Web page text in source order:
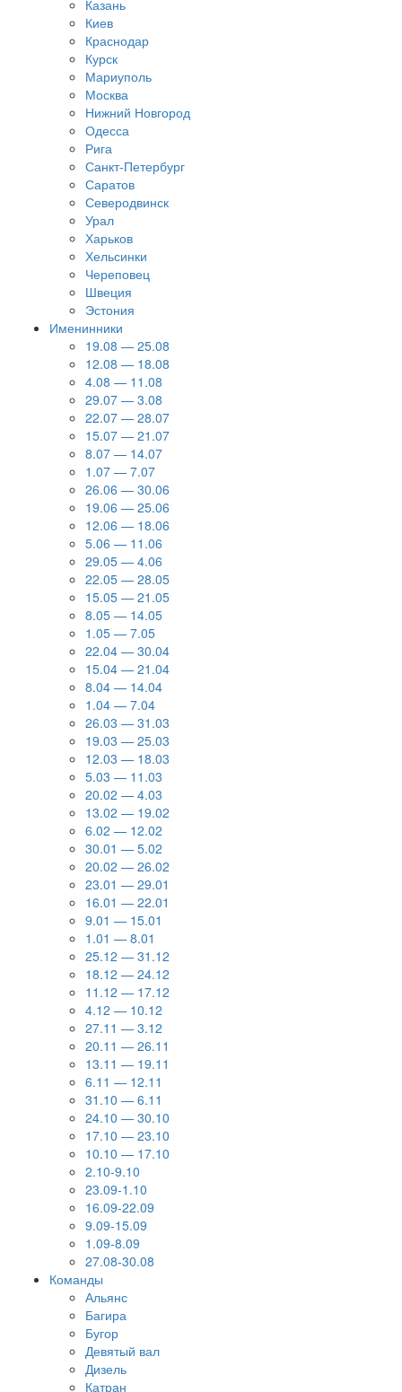
Казань
Киев
Краснодар
Курск
Мариуполь
Москва
Нижний Новгород
Одесса
Рига
Санкт-Петербург
Саратов
Северодвинск
Урал
Харьков
Хельсинки
Череповец
Швеция
Эстония
Именинники
19.08 — 25.08
12.08 — 18.08
4.08 — 11.08
29.07 — 3.08
22.07 — 28.07
15.07 — 21.07
8.07 — 14.07
1.07 — 7.07
26.06 — 30.06
19.06 — 25.06
12.06 — 18.06
5.06 — 11.06
29.05 — 4.06
22.05 — 28.05
15.05 — 21.05
8.05 — 14.05
1.05 — 7.05
22.04 — 30.04
15.04 — 21.04
8.04 — 14.04
1.04 — 7.04
26.03 — 31.03
19.03 — 25.03
12.03 — 18.03
5.03 — 11.03
20.02 — 4.03
13.02 — 19.02
6.02 — 12.02
30.01 — 5.02
20.02 — 26.02
23.01 — 29.01
16.01 — 22.01
9.01 — 15.01
1.01 — 8.01
25.12 — 31.12
18.12 — 24.12
11.12 — 17.12
4.12 — 10.12
27.11 — 3.12
20.11 — 26.11
13.11 — 19.11
6.11 — 12.11
31.10 — 6.11
24.10 — 30.10
17.10 — 23.10
10.10 — 17.10
2.10-9.10
23.09-1.10
16.09-22.09
9.09-15.09
1.09-8.09
27.08-30.08
Команды
Альянс
Багира
Бугор
Девятый вал
Дизель
Катран